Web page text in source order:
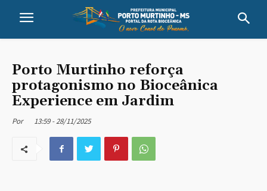
Porto Murtinho reforça
protagonismo no Bioceânica
Experience em Jardim
Por 13:59 - 28/11/2025